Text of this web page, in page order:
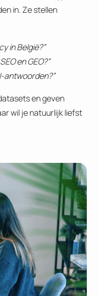
in. Ze stellen
in België?”
en GEO?”
antwoorden?”
en geven
wil je natuurlijk liefst